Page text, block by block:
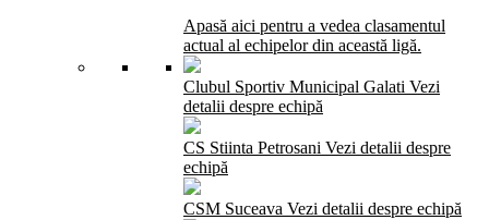
Apasă aici pentru a vedea clasamentul
actual al echipelor din această ligă.
Clubul Sportiv Municipal Galati Vezi
detalii despre echipă
CS Stiinta Petrosani Vezi detalii despre
echipă
CSM Suceava Vezi detalii despre echipă